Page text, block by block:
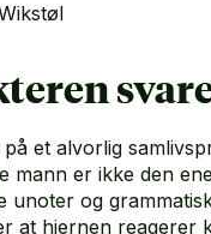
et alvorlig
mann er ikke den
unoter og
at hjernen reagerer